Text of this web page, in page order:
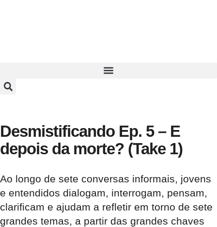
Desmistificando Ep. 5 – E
depois da morte? (Take 1)
Ao longo de sete conversas informais, jovens
e entendidos dialogam, interrogam, pensam,
clarificam e ajudam a refletir em torno de sete
grandes temas, a partir das grandes chaves